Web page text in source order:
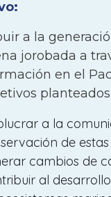
fortalece el
de prácticas
de datos
Cupica-Baudó
de la fauna y
con la
a la
jorobada a
en el
planteados
a la
de
cambios de
al